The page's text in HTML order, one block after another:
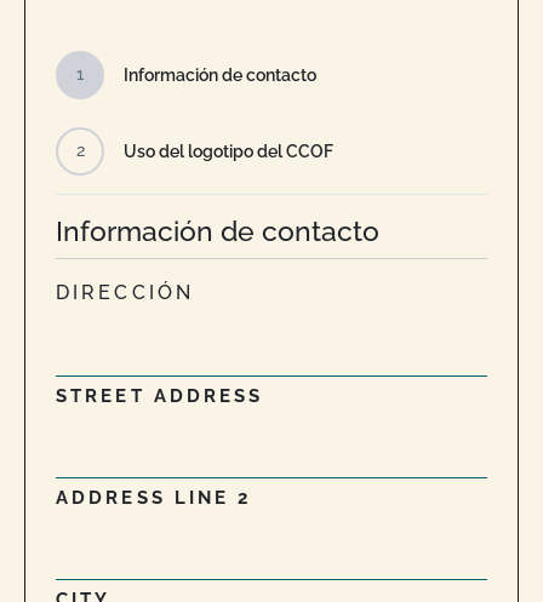
1 Información de contacto
2 Uso del logotipo del CCOF
Información de contacto
DIRECCIÓN
STREET ADDRESS
ADDRESS LINE 2